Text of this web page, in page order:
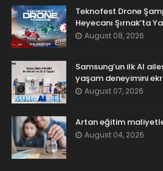
Teknofest Drone
Heyecanı Şırnak’ta
August 08, 2026
Samsung’un ilk AI
yaşam deneyimini
August 07, 2026
Artan eğitim
August 04, 2026